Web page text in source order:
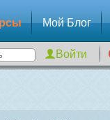
Мой Блог